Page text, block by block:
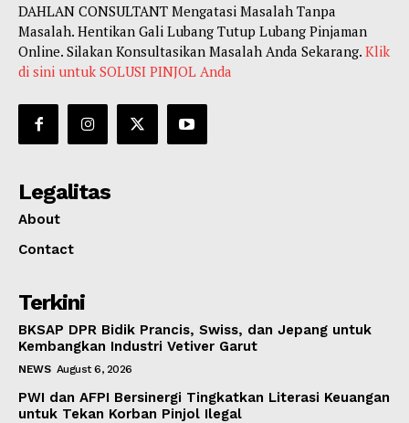
DAHLAN CONSULTANT Mengatasi Masalah Tanpa
Masalah. Hentikan Gali Lubang Tutup Lubang Pinjaman
Online. Silakan Konsultasikan Masalah Anda Sekarang. Klik
di sini untuk SOLUSI PINJOL Anda
Legalitas
About
Contact
Terkini
BKSAP DPR Bidik Prancis, Swiss, dan Jepang untuk
Kembangkan Industri Vetiver Garut
NEWS August 6, 2026
PWI dan AFPI Bersinergi Tingkatkan Literasi Keuangan
untuk Tekan Korban Pinjol Ilegal